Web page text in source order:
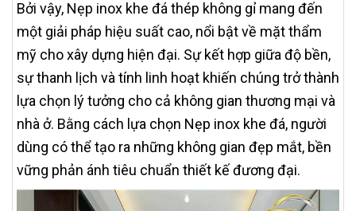
Bởi vậy, Nẹp inox khe đá thép không gỉ mang đến
một giải pháp hiệu suất cao, nổi bật về mặt thẩm
mỹ cho xây dựng hiện đại. Sự kết hợp giữa độ bền,
sự thanh lịch và tính linh hoạt khiến chúng trở thành
lựa chọn lý tưởng cho cả không gian thương mại và
nhà ở. Bằng cách lựa chọn Nẹp inox khe đá, người
dùng có thể tạo ra những không gian đẹp mắt, bền
vững phản ánh tiêu chuẩn thiết kế đương đại.